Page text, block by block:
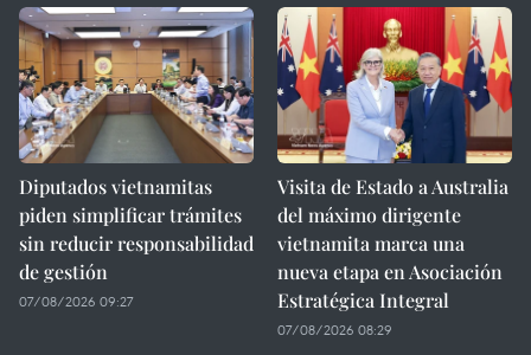
Diputados vietnamitas
piden simplificar trámites
sin reducir responsabilidad
de gestión
07/08/2026 09:27
Visita de Estado a Australia
del máximo dirigente
vietnamita marca una
nueva etapa en Asociación
Estratégica Integral
07/08/2026 08:29